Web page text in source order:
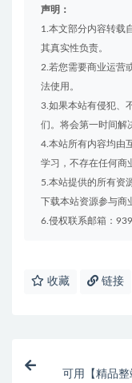
声明：
1.本文部分内容转载
其真实性负责。
2.若您需要商业运营
法使用。
3.如果本站有侵犯、
们。将会第一时间解
4.本站所有内容均由
学习，不存在任何商
5.本站提供的所有资
下载本站资源参与商
6.侵权联系邮箱：
收藏 链接
可用【精品整